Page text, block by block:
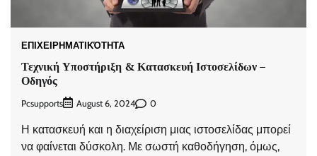
ΕΠΙΧΕΙΡΗΜΑΤΙΚΌΤΗΤΑ
Τεχνική Υποστήριξη & Κατασκευή Ιστοσελίδων –
Οδηγός
Pcsupports August 6, 2024 0
Η κατασκευή και η διαχείριση μιας ιστοσελίδας μπορεί
να φαίνεται δύσκολη. Με σωστή καθοδήγηση, όμως,